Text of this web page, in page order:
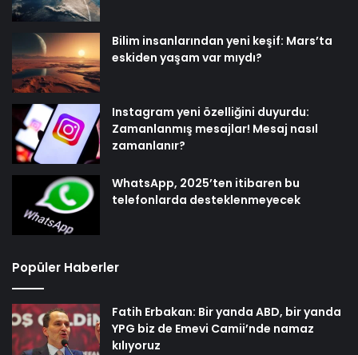
Bilim insanlarından yeni keşif: Mars’ta
eskiden yaşam var mıydı?
Instagram yeni özelliğini duyurdu:
Zamanlanmış mesajlar! Mesaj nasıl
zamanlanır?
WhatsApp, 2025’ten itibaren bu
telefonlarda desteklenmeyecek
Popüler Haberler
Fatih Erbakan: Bir yanda ABD, bir yanda
YPG biz de Emevi Camii’nde namaz
kılıyoruz